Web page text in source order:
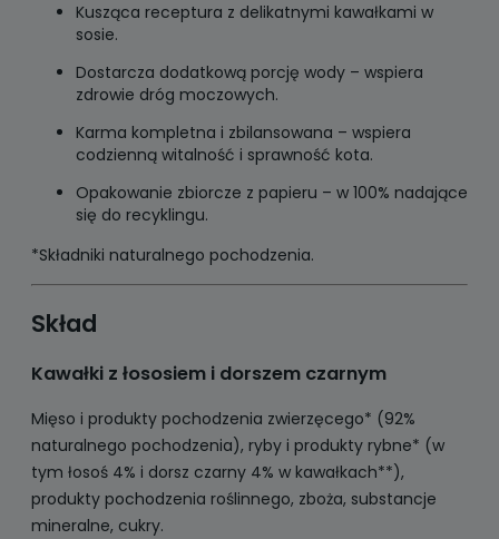
Kusząca receptura z delikatnymi kawałkami w
sosie.
Dostarcza dodatkową porcję wody – wspiera
zdrowie dróg moczowych.
Karma kompletna i zbilansowana – wspiera
codzienną witalność i sprawność kota.
Opakowanie zbiorcze z papieru – w 100% nadające
się do recyklingu.
*Składniki naturalnego pochodzenia.
Skład
Kawałki z łososiem i dorszem czarnym
Mięso i produkty pochodzenia zwierzęcego* (92%
naturalnego pochodzenia), ryby i produkty rybne* (w
tym łosoś 4% i dorsz czarny 4% w kawałkach**),
produkty pochodzenia roślinnego, zboża, substancje
mineralne, cukry.